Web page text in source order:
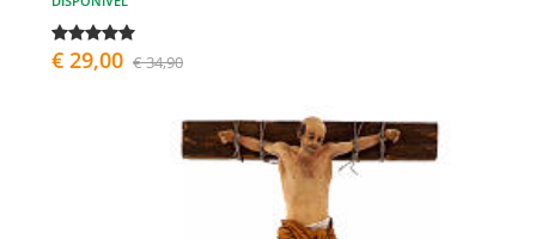
€ 29,00 € 34,90